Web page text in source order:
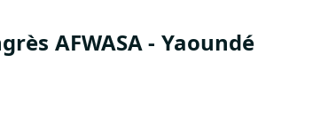
AFWASA - Yaoundé